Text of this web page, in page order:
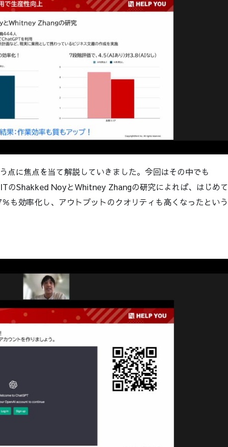
点に焦点を当て解説していきました。今回はその中でも
のShakked NoyとWhitney Zhangの研究によれば、はじめて
も効率化し、アウトプットのクオリティも高くなったという